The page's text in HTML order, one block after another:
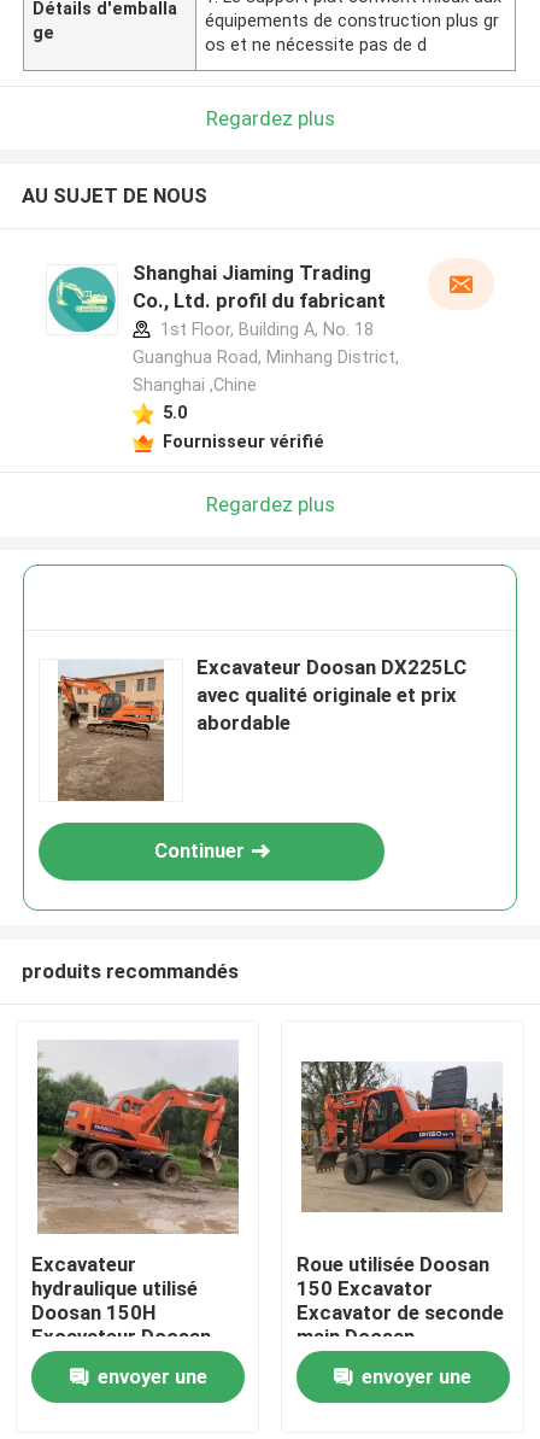
À la maison
Produits
Détails d'emballa
ge
équipements de construction plus gr
os et ne nécessite pas de d
Regardez plus
AU SUJET DE NOUS
Shanghai Jiaming Trading
Co., Ltd. profil du fabricant
1st Floor, Building A, No. 18
Guanghua Road, Minhang District,
Shanghai ,Chine
5.0
Fournisseur vérifié
Regardez plus
Excavateur Doosan DX225LC
avec qualité originale et prix
abordable
Continuer
produits recommandés
Excavateur
hydraulique utilisé
Doosan 150H
Excavateur Doosan
d'occasion
envoyer une
Roue utilisée Doosan
150 Excavator
Excavator de seconde
main Doosan
envoyer une